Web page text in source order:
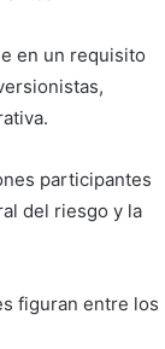
en un requisito
participantes
del riesgo y la
figuran entre los